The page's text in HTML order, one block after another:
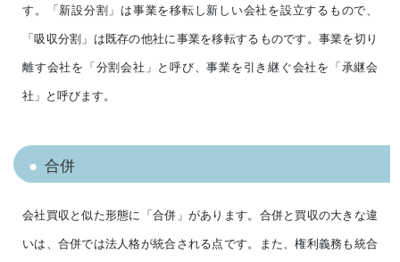
す。「新設分割」は事業を移転し新しい会社を設立するもので、
「吸収分割」は既存の他社に事業を移転するものです。事業を切り
離す会社を「分割会社」と呼び、事業を引き継ぐ会社を「承継会
社」と呼びます。
合併
会社買収と似た形態に「合併」があります。合併と買収の大きな違
いは、合併では法人格が統合される点です。また、権利義務も統合